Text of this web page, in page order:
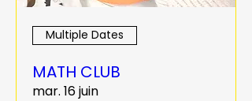
Multiple Dates
MATH CLUB
mar. 16 juin